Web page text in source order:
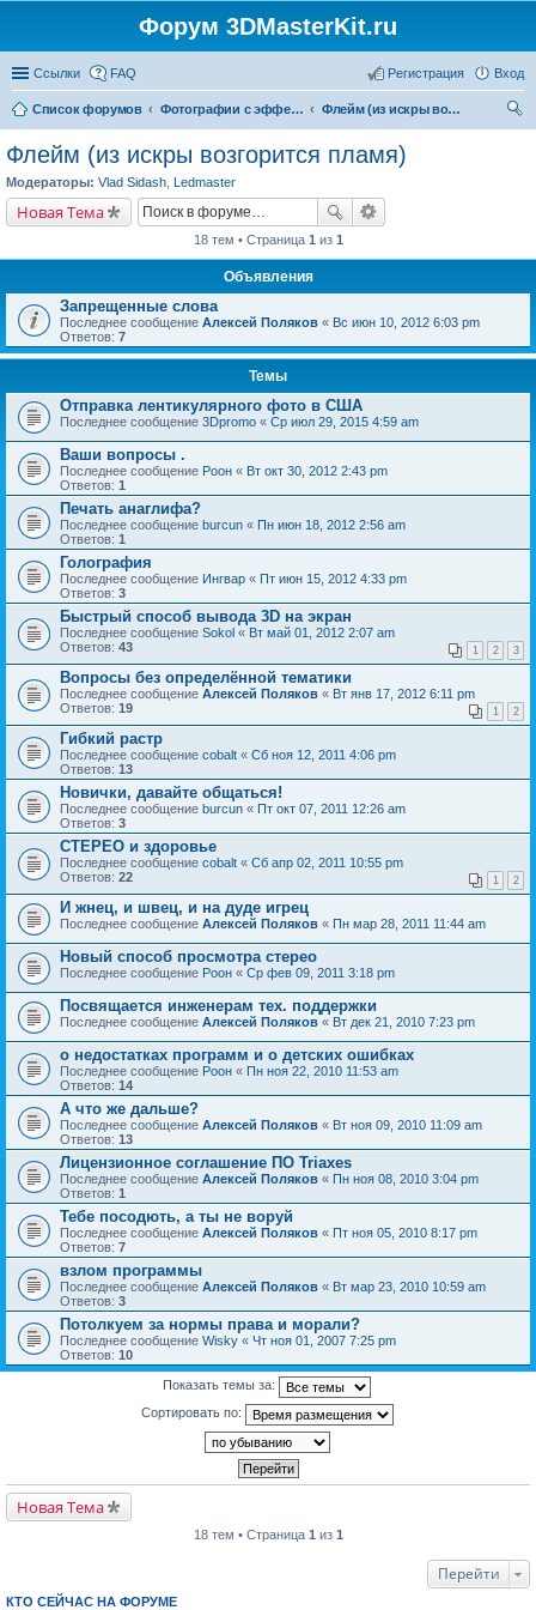
Форум 3DMasterKit.ru
Ссылки FAQ Вход
Регистрация
Список форумов Фотографии с эффектом стерео, варио, 3D, анимации, морфинга
Флейм (из искры возгорится пламя)
Флейм (из искры возгорится пламя)
Модераторы: Vlad Sidash Ledmaster
Новая Тема
18 тем • Страница 1 из 1
Объявления
Запрещенные слова
Последнее сообщение Алексей Поляков « Вс июн 10, 2012 6:03 pm
Ответов: 7
Темы
Отправка лентикулярного фото в США
Последнее сообщение 3Dpromo « Ср июл 29, 2015 4:59 am
Ваши вопросы .
Последнее сообщение Pоон « Вт окт 30, 2012 2:43 pm
Ответов: 1
Печать анаглифа?
Последнее сообщение burcun « Пн июн 18, 2012 2:56 am
Ответов: 1
Голография
Последнее сообщение Ингвар « Пт июн 15, 2012 4:33 pm
Ответов: 3
Быстрый способ вывода 3D на экран
Последнее сообщение Sokol « Вт май 01, 2012 2:07 am
Ответов: 43 1 2 3
Вопросы без определённой тематики
Последнее сообщение Алексей Поляков « Вт янв 17, 2012 6:11 pm
Ответов: 19 1 2
Гибкий растр
Последнее сообщение cobalt « Сб ноя 12, 2011 4:06 pm
Ответов: 13
Новички, давайте общаться!
Последнее сообщение burcun « Пт окт 07, 2011 12:26 am
Ответов: 3
СТЕРЕО и здоровье
Последнее сообщение cobalt « Сб апр 02, 2011 10:55 pm
Ответов: 22 1 2
И жнец, и швец, и на дуде игрец
Последнее сообщение Алексей Поляков « Пн мар 28, 2011 11:44 am
Новый способ просмотра стерео
Последнее сообщение Pоон « Ср фев 09, 2011 3:18 pm
Посвящается инженерам тех. поддержки
Последнее сообщение Алексей Поляков « Вт дек 21, 2010 7:23 pm
о недостатках программ и о детских ошибках
Последнее сообщение Pоон « Пн ноя 22, 2010 11:53 am
Ответов: 14
А что же дальше?
Последнее сообщение Алексей Поляков « Вт ноя 09, 2010 11:09 am
Ответов: 13
Лицензионное соглашение ПО Triaxes
Последнее сообщение Алексей Поляков « Пн ноя 08, 2010 3:04 pm
Ответов: 1
Тебе посодють, а ты не воруй
Последнее сообщение Алексей Поляков « Пт ноя 05, 2010 8:17 pm
Ответов: 7
взлом программы
Последнее сообщение Алексей Поляков « Вт мар 23, 2010 10:59 am
Ответов: 3
Потолкуем за нормы права и морали?
Последнее сообщение Wisky « Чт ноя 01, 2007 7:25 pm
Ответов: 10
Показать темы за:
Сортировать по:
Новая Тема
18 тем • Страница 1 из 1
Перейти
КТО СЕЙЧАС НА ФОРУМЕ